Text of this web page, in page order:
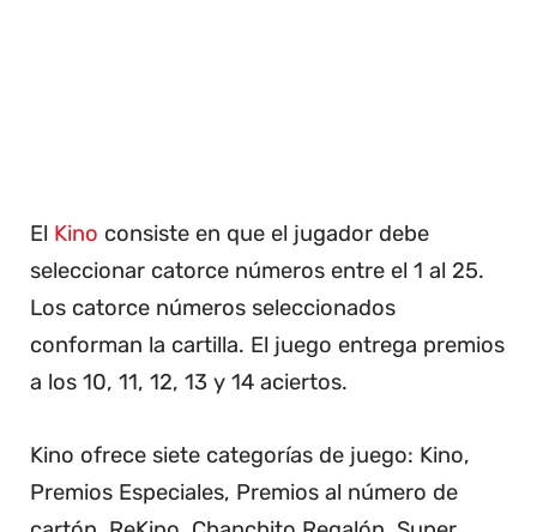
El Kino consiste en que el jugador debe
seleccionar catorce números entre el 1 al 25.
Los catorce números seleccionados
conforman la cartilla. El juego entrega premios
a los 10, 11, 12, 13 y 14 aciertos.
Kino ofrece siete categorías de juego: Kino,
Premios Especiales, Premios al número de